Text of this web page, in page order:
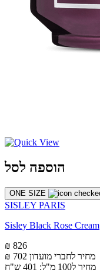
הוספה לסל
ONE SIZE
SISLEY PARIS
Sisley Black Rose Cream
₪ 826
₪ 702 מחיר לחברי מועדון
מחיר ל100 מ"ל: 401 ש"ח